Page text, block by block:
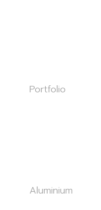
Portfolio
Aluminium